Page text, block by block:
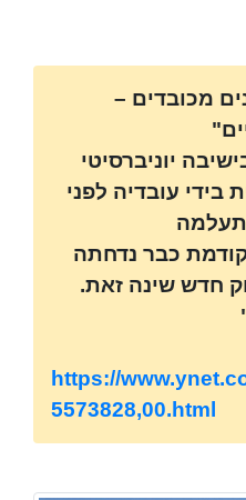
מכובדים –
יוניברסיטי
בידי עובדיה לפני
כבר נדחתה
חדש שינה זאת.
https://
5573828,00.html